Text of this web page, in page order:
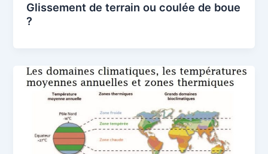
Glissement de terrain ou coulée de boue
?